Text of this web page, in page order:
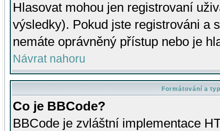
Hlasovat mohou jen registrovaní
výsledky). Pokud jste registrováni a
nemáte oprávněný přístup nebo je
Návrat nahoru
Formátování a
Co je BBCode?
BBCode je zvláštní implementace